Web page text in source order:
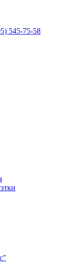
545-75-58